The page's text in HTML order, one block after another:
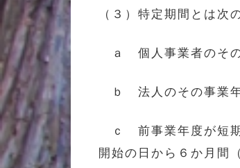
（３）特定期間とは次
ａ 個人事業者のその
ｂ 法人のその事業年
ｃ 前事業年度が短期
開始の日から６か月間